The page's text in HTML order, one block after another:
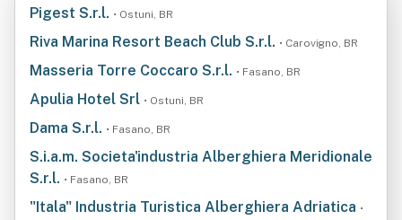
Pigest S.r.l. • Ostuni, BR
Riva Marina Resort Beach Club S.r.l. • Carovigno, BR
Masseria Torre Coccaro S.r.l. • Fasano, BR
Apulia Hotel Srl • Ostuni, BR
Dama S.r.l. • Fasano, BR
S.i.a.m. Societa'industria Alberghiera Meridionale
S.r.l. • Fasano, BR
"Itala" Industria Turistica Alberghiera Adriatica •